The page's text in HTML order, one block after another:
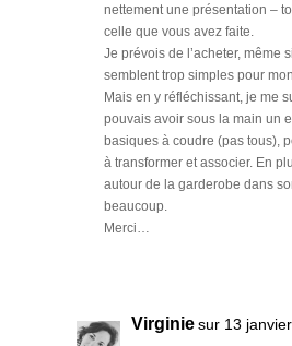
nettement une présentation –
celle que vous avez faite.
Je prévois de l’acheter, même
semblent trop simples pour
Mais en y réfléchissant, je me
pouvais avoir sous la main un
basiques à coudre (pas tous),
à transformer et associer. En
autour de la garderobe dans
beaucoup.
Merci…
Virginie sur 13